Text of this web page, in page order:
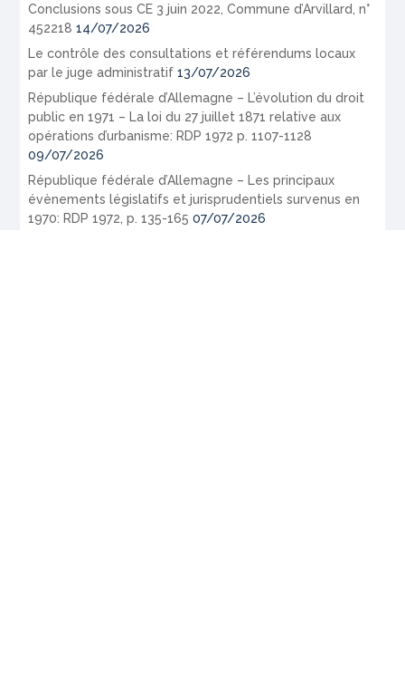
Conclusions sous CE 3 juin 2022, Commune d’Arvillard, n°
452218 14/07/2026
Le contrôle des consultations et référendums locaux
par le juge administratif 13/07/2026
République fédérale d’Allemagne – L’évolution du droit
public en 1971 – La loi du 27 juillet 1871 relative aux
opérations d’urbanisme: RDP 1972 p. 1107-1128
09/07/2026
République fédérale d’Allemagne – Les principaux
évènements législatifs et jurisprudentiels survenus en
1970: RDP 1972, p. 135-165 07/07/2026